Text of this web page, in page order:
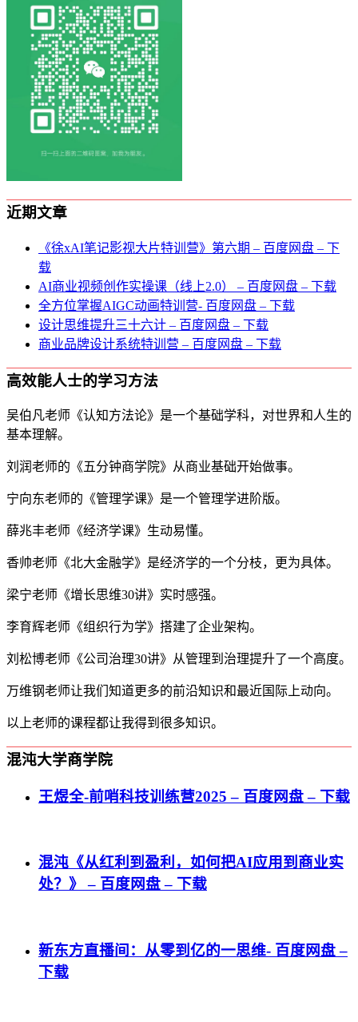
近期文章
《徐xAI笔记影视大片特训营》第六期 – 百度网盘 – 下
载
AI商业视频创作实操课（线上2.0） – 百度网盘 – 下载
全方位掌握AIGC动画特训营- 百度网盘 – 下载
设计思维提升三十六计 – 百度网盘 – 下载
商业品牌设计系统特训营 – 百度网盘 – 下载
高效能人士的学习方法
吴伯凡老师《认知方法论》是一个基础学科，对世界和人生的
基本理解。
刘润老师的《五分钟商学院》从商业基础开始做事。
宁向东老师的《管理学课》是一个管理学进阶版。
薛兆丰老师《经济学课》生动易懂。
香帅老师《北大金融学》是经济学的一个分枝，更为具体。
梁宁老师《增长思维30讲》实时感强。
李育辉老师《组织行为学》搭建了企业架构。
刘松博老师《公司治理30讲》从管理到治理提升了一个高度。
万维钢老师让我们知道更多的前沿知识和最近国际上动向。
以上老师的课程都让我得到很多知识。
混沌大学商学院
王煜全-前哨科技训练营2025 – 百度网盘 – 下载
混沌《从红利到盈利，如何把AI应用到商业实
处？》 – 百度网盘 – 下载
新东方直播间：从零到亿的一思维- 百度网盘 –
下载